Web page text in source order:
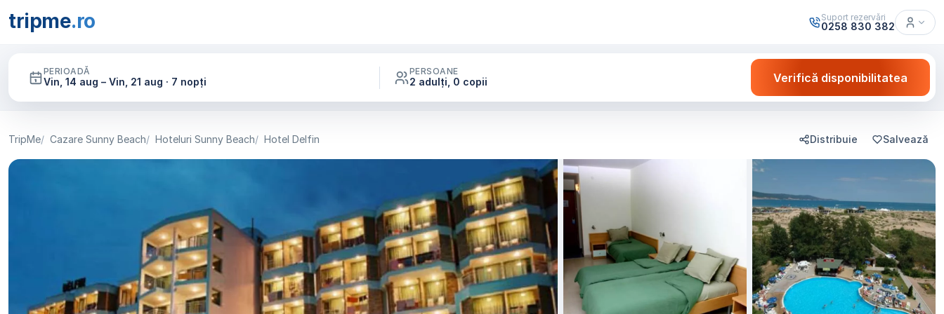
tripme.ro Suport rezervări
0258 830 382
PERIOADĂ
Vin, 14 aug – Vin, 21 aug · 7 nopți
PERSOANE
2 adulți, 0 copii Verifică disponibilitatea
TripMe Cazare Sunny Beach Hoteluri Sunny Beach Hotel Delfin Distribuie Salvează